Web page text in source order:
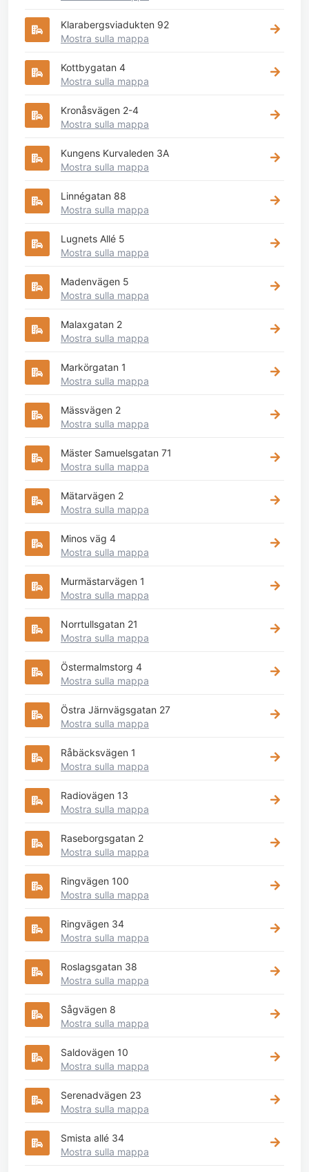
Klarabergsviadukten 92
Mostra sulla mappa
Kottbygatan 4
Mostra sulla mappa
Kronåsvägen 2-4
Mostra sulla mappa
Kungens Kurvaleden 3A
Mostra sulla mappa
Linnégatan 88
Mostra sulla mappa
Lugnets Allé 5
Mostra sulla mappa
Madenvägen 5
Mostra sulla mappa
Malaxgatan 2
Mostra sulla mappa
Markörgatan 1
Mostra sulla mappa
Mässvägen 2
Mostra sulla mappa
Mäster Samuelsgatan 71
Mostra sulla mappa
Mätarvägen 2
Mostra sulla mappa
Minos väg 4
Mostra sulla mappa
Murmästarvägen 1
Mostra sulla mappa
Norrtullsgatan 21
Mostra sulla mappa
Östermalmstorg 4
Mostra sulla mappa
Östra Järnvägsgatan 27
Mostra sulla mappa
Råbäcksvägen 1
Mostra sulla mappa
Radiovägen 13
Mostra sulla mappa
Raseborgsgatan 2
Mostra sulla mappa
Ringvägen 100
Mostra sulla mappa
Ringvägen 34
Mostra sulla mappa
Roslagsgatan 38
Mostra sulla mappa
Sågvägen 8
Mostra sulla mappa
Saldovägen 10
Mostra sulla mappa
Serenadvägen 23
Mostra sulla mappa
Smista allé 34
Mostra sulla mappa